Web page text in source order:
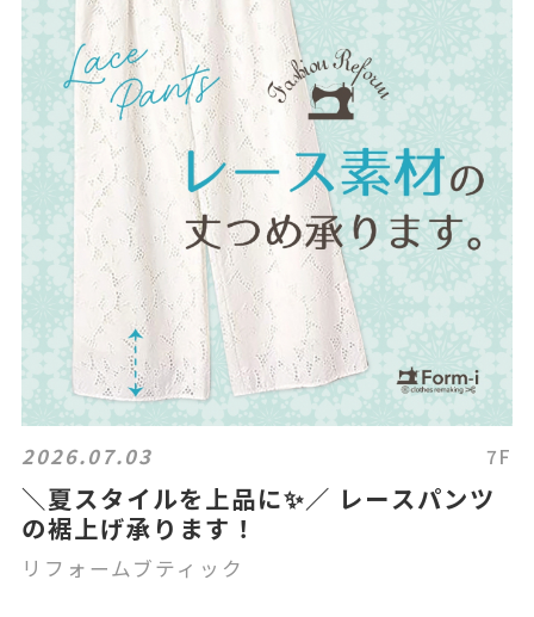
2026.07.03 7F
＼夏スタイルを上品に✨／ レースパンツ
の裾上げ承ります！
リフォームブティック